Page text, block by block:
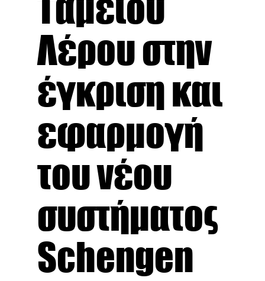
Λέρου στην
έγκριση και
εφαρμογή
του νέου
συστήματος
Schengen